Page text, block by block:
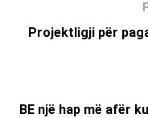
Projektligji për
BE një hap më afër